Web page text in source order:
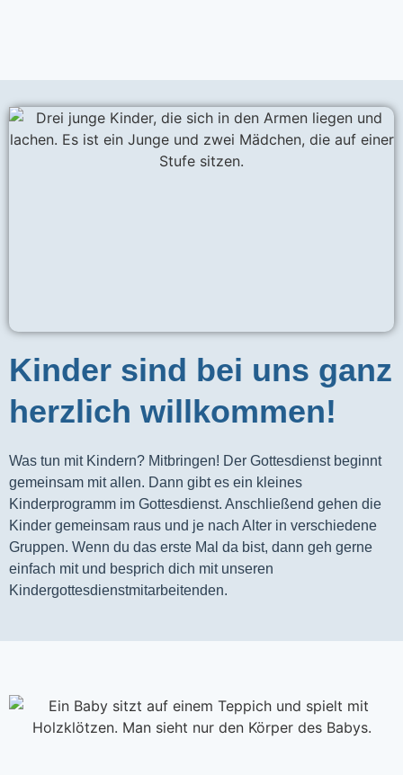
Kinder sind bei uns ganz
herzlich willkommen!
Was tun mit Kindern? Mitbringen! Der Gottesdienst beginnt
gemeinsam mit allen. Dann gibt es ein kleines
Kinderprogramm im Gottesdienst. Anschließend gehen die
Kinder gemeinsam raus und je nach Alter in verschiedene
Gruppen. Wenn du das erste Mal da bist, dann geh gerne
einfach mit und besprich dich mit unseren
Kindergottesdienstmitarbeitenden.